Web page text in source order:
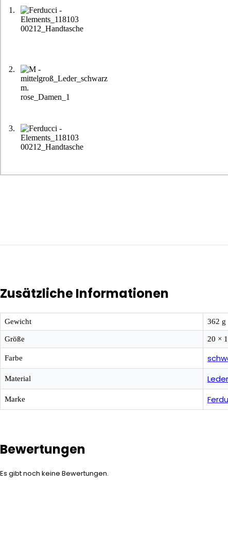
Zusätzliche Informationen
Gewicht 362 g
Größe 20 ×
Farbe
Material Leder
Marke
Bewertungen
Es gibt noch keine Bewertungen.